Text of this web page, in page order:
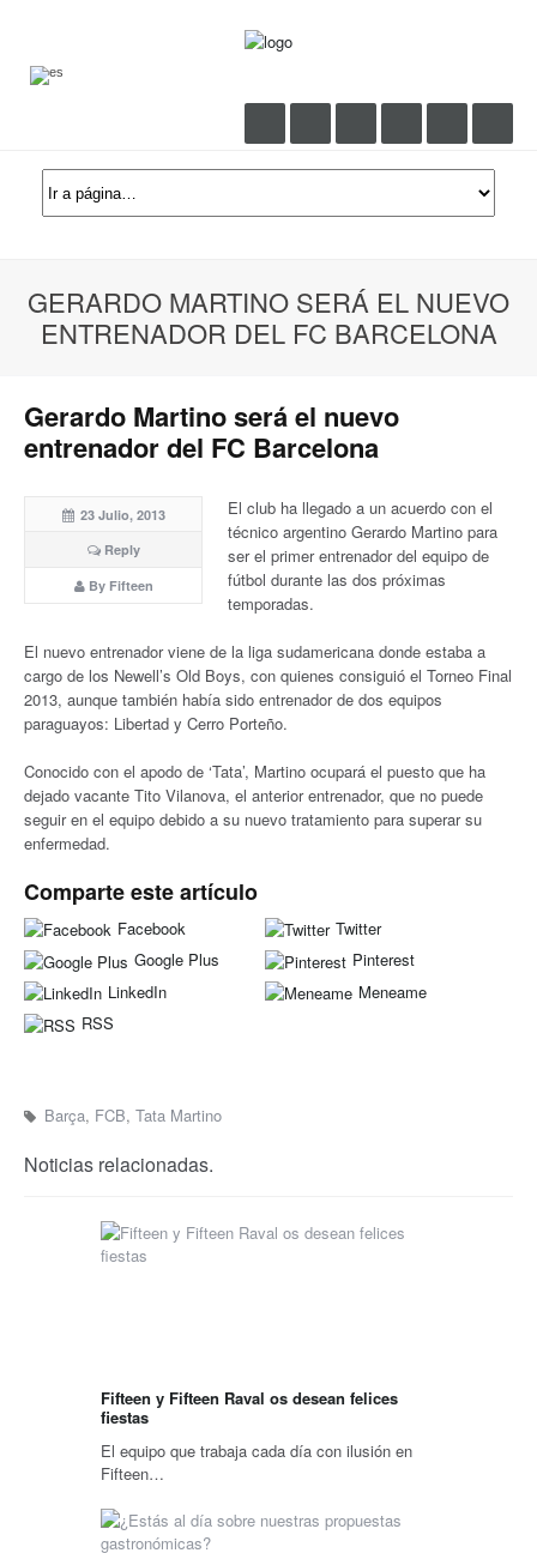
GERARDO MARTINO SERÁ EL NUEVO
ENTRENADOR DEL FC BARCELONA
Gerardo Martino será el nuevo
entrenador del FC Barcelona
23 Julio, 2013
Reply
By Fifteen
El club ha llegado a un acuerdo con el
técnico argentino Gerardo Martino para
ser el primer entrenador del equipo de
fútbol durante las dos próximas
temporadas.
El nuevo entrenador viene de la liga sudamericana donde estaba a
cargo de los Newell’s Old Boys, con quienes consiguió el Torneo Final
2013, aunque también había sido entrenador de dos equipos
paraguayos: Libertad y Cerro Porteño.
Conocido con el apodo de ‘Tata’, Martino ocupará el puesto que ha
dejado vacante Tito Vilanova, el anterior entrenador, que no puede
seguir en el equipo debido a su nuevo tratamiento para superar su
enfermedad.
Comparte este artículo
Facebook
Twitter
Google Plus
Pinterest
LinkedIn
Meneame
RSS
Barça, FCB, Tata Martino
Noticias relacionadas.
Fifteen y Fifteen Raval os desean felices
fiestas
El equipo que trabaja cada día con ilusión en
Fifteen…